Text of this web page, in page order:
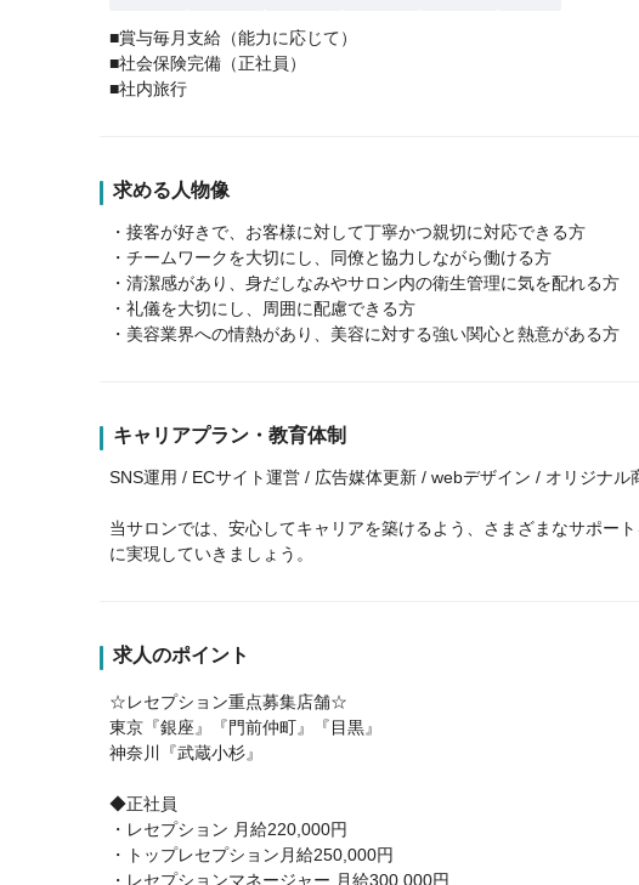
■賞与毎月支給（能力に応じて）
■社会保険完備（正社員）
■社内旅行
求める人物像
・接客が好きで、お客様に対して丁寧かつ親切に対応できる方
・チームワークを大切にし、同僚と協力しながら働ける方
・清潔感があり、身だしなみやサロン内の衛生管理に気を配れる方
・礼儀を大切にし、周囲に配慮できる方
・美容業界への情熱があり、美容に対する強い関心と熱意がある方
キャリアプラン・教育体制
SNS運用 / ECサイト運営 / 広告媒体更新 / webデザイン / オリジナ
当サロンでは、安心してキャリアを築けるよう、さまざまなサポー
に実現していきましょう。
求人のポイント
☆レセプション重点募集店舗☆
東京『銀座』『門前仲町』『目黒』
神奈川『武蔵小杉』
◆正社員
・レセプション 月給220,000円
・トップレセプション月給250,000円
・レセプションマネージャー 月給300,000円